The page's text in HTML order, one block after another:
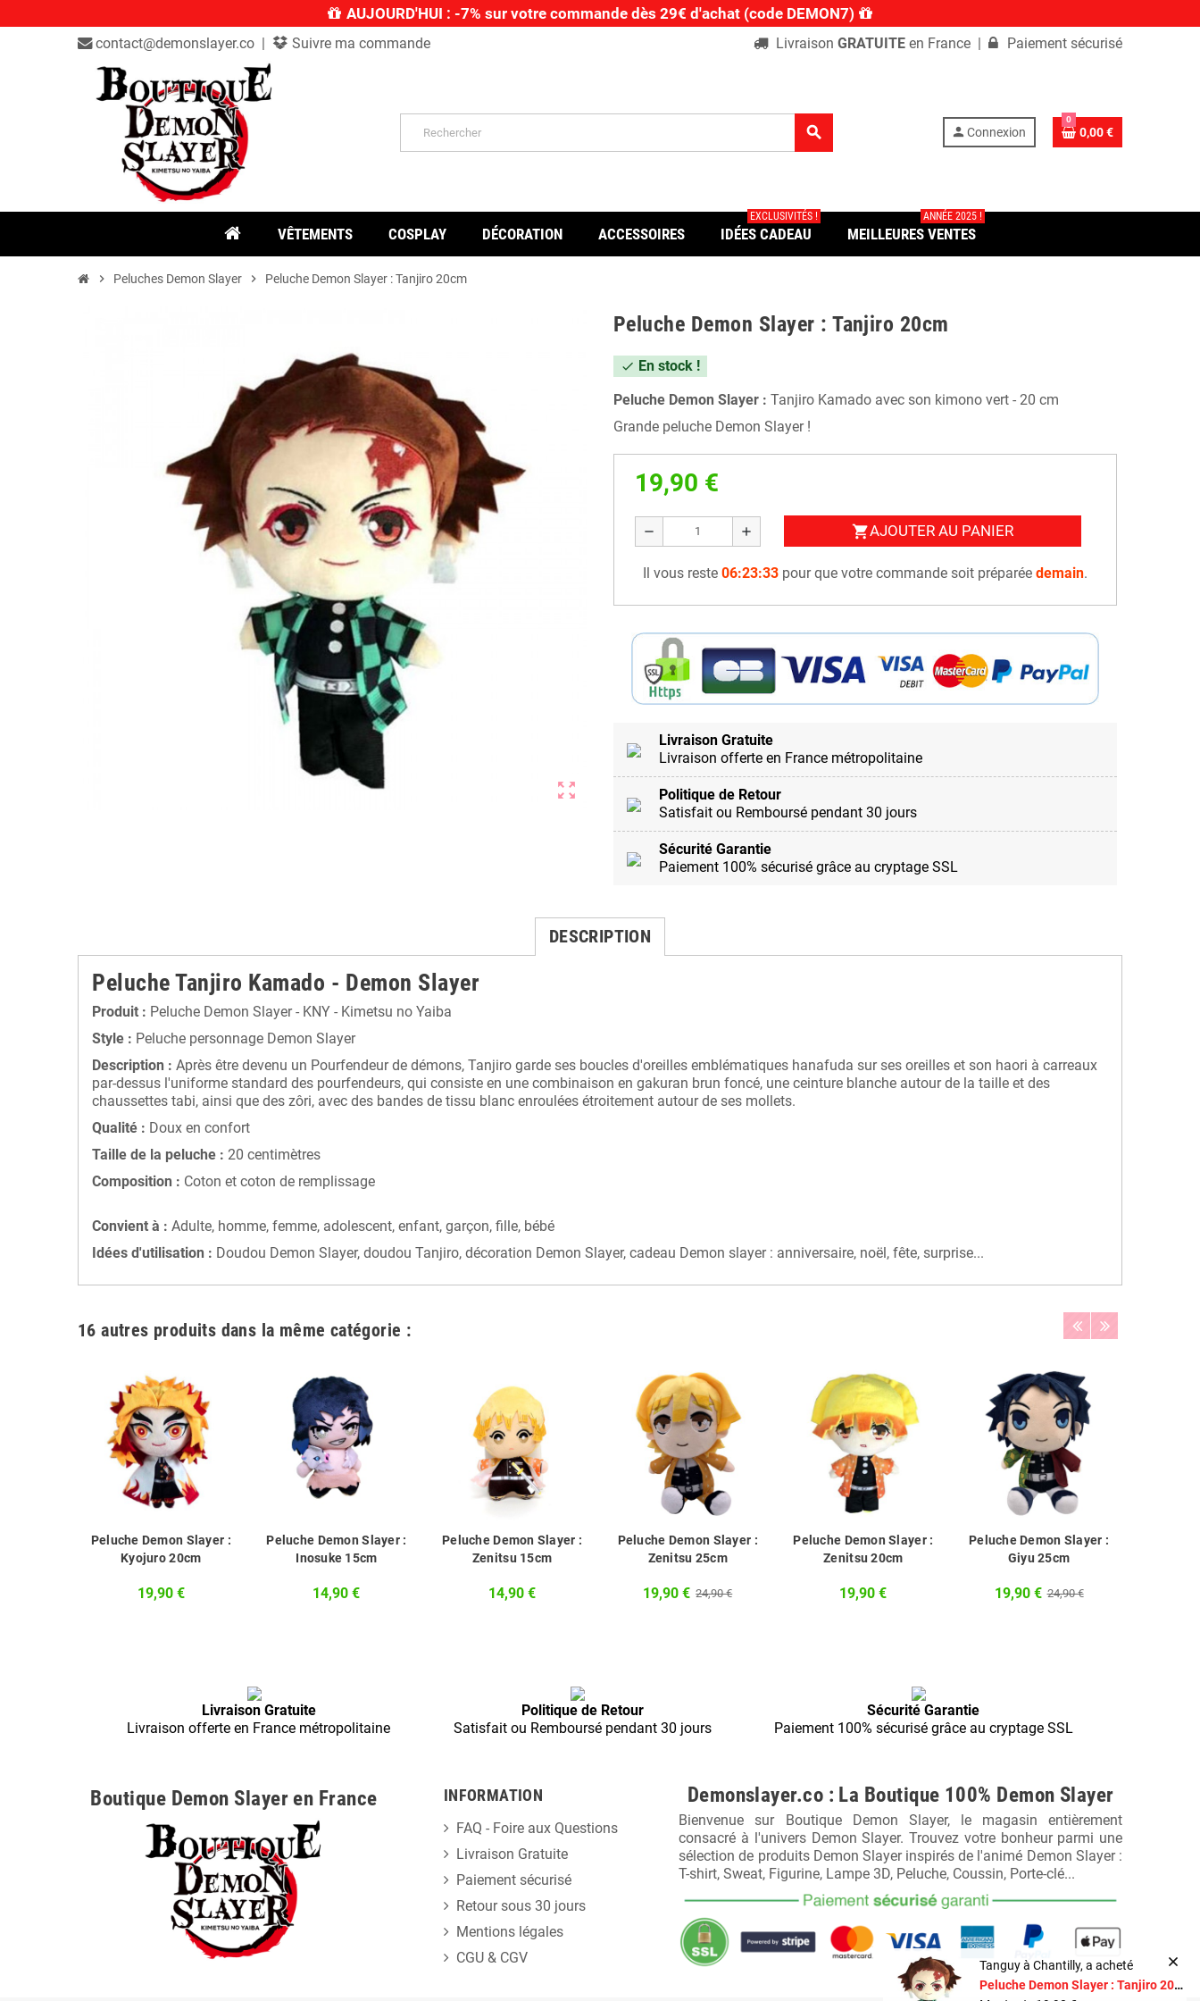
AUJOURD'HUI : -7% sur votre commande dès 29€ d'achat (code DEMON7)
contact@demonslayer.co | Suivre ma commande LivraisonGRATUITE en France | Paiement sécurisé
search person Connexion
0
0,00 €
VÊTEMENTS COSPLAY DÉCORATION ACCESSOIRES IDÉES CADEAU
EXCLUSIVITÉS !
MEILLEURES VENTES
ANNÉE 2025 !
chevron_right Peluches Demon Slayer chevron_right Peluche Demon Slayer : Tanjiro 20cm
zoom_out_map
Peluche Demon Slayer : Tanjiro 20cm
check En stock !
Peluche Demon Slayer : Tanjiro Kamado avec son kimono vert - 20 cm
Grande peluche Demon Slayer !
19,90 €
remove add shopping_cartAJOUTER AU PANIER
Il vous reste 06:23:32pour que votre commande soit préparée demain.
Livraison Gratuite
Livraison offerte en France métropolitaine
Politique de Retour
Satisfait ou Remboursé pendant 30 jours
Sécurité Garantie
Paiement 100% sécurisé grâce au cryptage SSL
DESCRIPTION
Peluche Tanjiro Kamado - Demon Slayer
Produit : Peluche Demon Slayer - KNY - Kimetsu no Yaiba
Style : Peluche personnage Demon Slayer
Description : Après être devenu un Pourfendeur de démons, Tanjiro garde ses boucles d'oreilles emblématiques hanafuda sur ses oreilles et son haori à carreaux
par-dessus l'uniforme standard des pourfendeurs, qui consiste en une combinaison en gakuran brun foncé, une ceinture blanche autour de la taille et des
chaussettes tabi, ainsi que des zôri, avec des bandes de tissu blanc enroulées étroitement autour de ses mollets.
Qualité : Doux en confort
Taille de la peluche : 20 centimètres
Composition : Coton et coton de remplissage
Convient à : Adulte, homme, femme, adolescent, enfant, garçon, fille, bébé
Idées d'utilisation : Doudou Demon Slayer, doudou Tanjiro, décoration Demon Slayer, cadeau Demon slayer : anniversaire, noël, fête, surprise...
16 autres produits dans la même catégorie :
Peluche Demon Slayer :
Kyojuro 20cm
19,90 €
Peluche Demon Slayer :
Inosuke 15cm
14,90 €
Peluche Demon Slayer :
Zenitsu 15cm
14,90 €
Peluche Demon Slayer :
Zenitsu 25cm
19,90 € 24,90 €
Peluche Demon Slayer :
Zenitsu 20cm
19,90 €
Peluche Demon Slayer :
Giyu 25cm
19,90 € 24,90 €
Livraison Gratuite
Livraison offerte en France métropolitaine
Politique de Retour
Satisfait ou Remboursé pendant 30 jours
Sécurité Garantie
Paiement 100% sécurisé grâce au cryptage SSL
Boutique Demon Slayer en France INFORMATION
FAQ - Foire aux Questions
Livraison Gratuite
Paiement sécurisé
Retour sous 30 jours
Mentions légales
CGU & CGV
Demonslayer.co : La Boutique 100% Demon Slayer
Bienvenue sur Boutique Demon Slayer, le magasin entièrement
consacré à l'univers Demon Slayer. Trouvez votre bonheur parmi une
sélection de produits Demon Slayer inspirés de l'animé Demon Slayer :
T-shirt, Sweat, Figurine, Lampe 3D, Peluche, Coussin, Porte-clé...
Tanguy à Chantilly, a acheté
Peluche Demon Slayer : Tanjiro 20cm